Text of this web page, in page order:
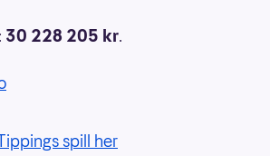
30 228 205 kr.
spill her